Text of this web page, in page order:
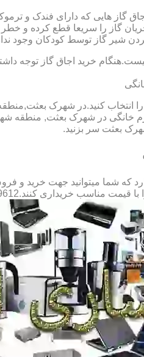
گاز هایی که دارای فندک و
گاز را سریعا قطع کرده و خطر
شیر گاز توسط کودکان وجود
خرید اجاق گاز توجه
انتخاب کنید.در شهرک
خانگی در شهرک بعثت,
بعثت سر بزنید.
میتوانید جهت خرید و
کنند.09123069612 آقای میثم افسری